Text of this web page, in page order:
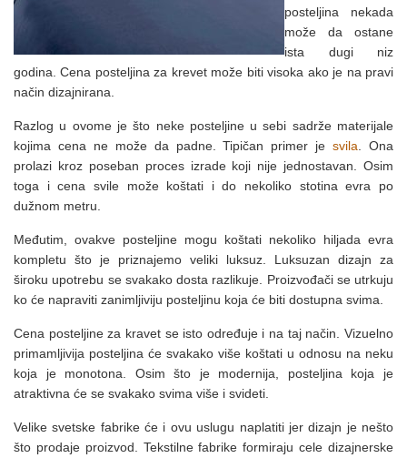
posteljina nekada
može da ostane
ista dugi niz
godina. Cena posteljina za krevet može biti visoka ako je na pravi
način dizajnirana.
Razlog u ovome je što neke posteljine u sebi sadrže materijale
kojima cena ne može da padne. Tipičan primer jesvila . Ona
prolazi kroz poseban proces izrade koji nije jednostavan. Osim
toga i cena svile može koštati i do nekoliko stotina evra po
dužnom metru.
Međutim, ovakve posteljine mogu koštati nekoliko hiljada evra
kompletu što je priznajemo veliki luksuz. Luksuzan dizajn za
široku upotrebu se svakako dosta razlikuje. Proizvođači se utrkuju
ko će napraviti zanimljiviju posteljinu koja će biti dostupna svima.
Cena posteljine za kravet se isto određuje i na taj način. Vizuelno
primamljivija posteljina će svakako više koštati u odnosu na neku
koja je monotona. Osim što je modernija, posteljina koja je
atraktivna će se svakako svima više i svideti.
Velike svetske fabrike će i ovu uslugu naplatiti jer dizajn je nešto
što prodaje proizvod. Tekstilne fabrike formiraju cele dizajnerske